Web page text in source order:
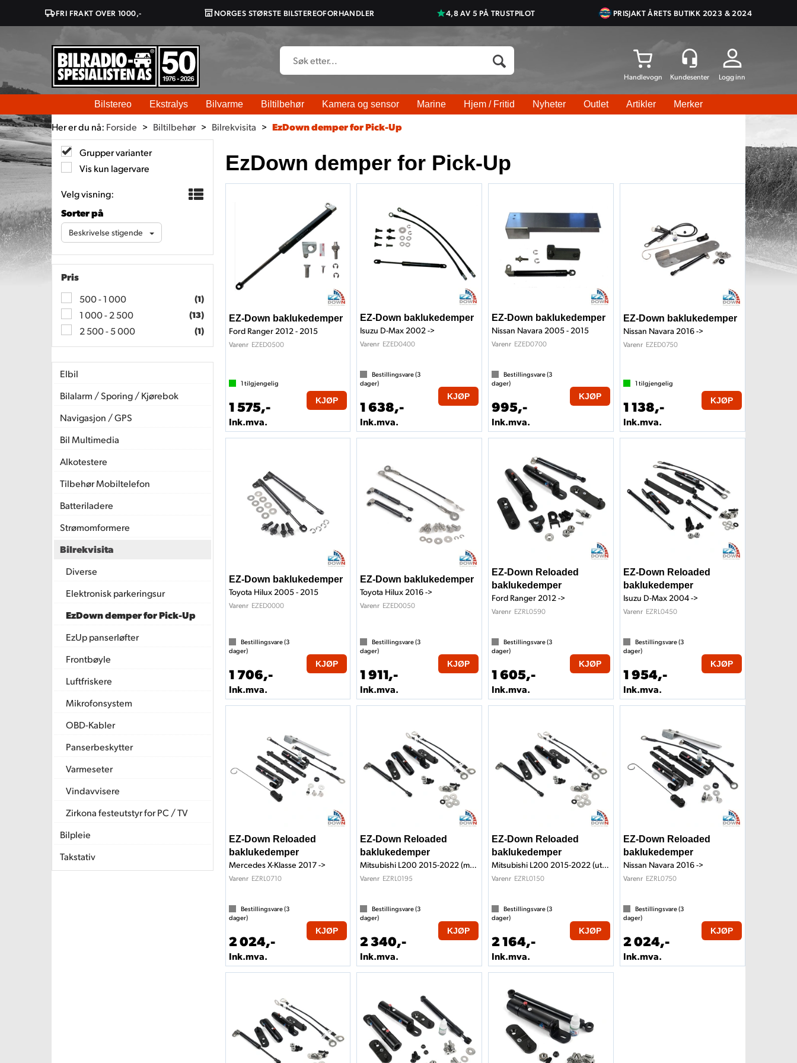
FRI FRAKT OVER 1000,- NORGES STØRSTE BILSTEREOFORHANDLER 4,8 AV 5 PÅ TRUSTPILOT PRISJAKT ÅRETS BUTIKK 2023 & 2024
Logg inn
Bilstereo Ekstralys Bilvarme Biltilbehør Kamera og sensor Marine Hjem / Fritid Nyheter Outlet Artikler Merker
Her er du nå: Forside > Biltilbehør > Bilrekvisita > EzDown demper for Pick-Up
Grupper varianter
Vis kun lagervare
Velg visning:
Sorter på
Beskrivelse stigende
Pris
500 - 1 000
(1)
1 000 - 2 500 (13)
2 500 - 5 000 (1)
Elbil
Bilalarm / Sporing / Kjørebok
Navigasjon / GPS
Bil Multimedia
Alkotestere
Tilbehør Mobiltelefon
Batteriladere
Strømomformere
Bilrekvisita
Diverse
Elektronisk parkeringsur
EzDown demper for Pick-Up
EzUp panserløfter
Frontbøyle
Luftfriskere
Mikrofonsystem
OBD-Kabler
Panserbeskytter
Varmeseter
Vindavvisere
Zirkona festeutstyr for PC / TV
Bilpleie
Takstativ
EzDown demper for Pick-Up
EZ-Down baklukedemper
Ford Ranger 2012 - 2015
Varenr EZED0500
1tilgjengelig
1 575,-
Ink.mva.
KJØP
EZ-Down baklukedemper
Isuzu D-Max 2002 ->
Varenr EZED0400
Bestillingsvare (3
dager)
1 638,-
Ink.mva.
KJØP
EZ-Down baklukedemper
Nissan Navara 2005 - 2015
Varenr EZED0700
Bestillingsvare (3
dager)
995,-
Ink.mva.
KJØP
EZ-Down baklukedemper
Nissan Navara 2016 ->
Varenr EZED0750
1tilgjengelig
1 138,-
Ink.mva.
KJØP
EZ-Down baklukedemper
Toyota Hilux 2005 - 2015
Varenr EZED0000
Bestillingsvare (3
dager)
1 706,-
Ink.mva.
KJØP
EZ-Down baklukedemper
Toyota Hilux 2016 ->
Varenr EZED0050
Bestillingsvare (3
dager)
1 911,-
Ink.mva.
KJØP
EZ-Down Reloaded
baklukedemper
Ford Ranger 2012 ->
Varenr EZRL0590
Bestillingsvare (3
dager)
1 605,-
Ink.mva.
KJØP
EZ-Down Reloaded
baklukedemper
Isuzu D-Max 2004 ->
Varenr EZRL0450
Bestillingsvare (3
dager)
1 954,-
Ink.mva.
KJØP
EZ-Down Reloaded
baklukedemper
Mercedes X-Klasse 2017 ->
Varenr EZRL0710
Bestillingsvare (3
dager)
2 024,-
Ink.mva.
KJØP
EZ-Down Reloaded
baklukedemper
Mitsubishi L200 2015-2022 (med vaier)
Varenr EZRL0195
Bestillingsvare (3
dager)
2 340,-
Ink.mva.
KJØP
EZ-Down Reloaded
baklukedemper
Mitsubishi L200 2015-2022 (uten vaier)
Varenr EZRL0150
Bestillingsvare (3
dager)
2 164,-
Ink.mva.
KJØP
EZ-Down Reloaded
baklukedemper
Nissan Navara 2016 ->
Varenr EZRL0750
Bestillingsvare (3
dager)
2 024,-
Ink.mva.
KJØP